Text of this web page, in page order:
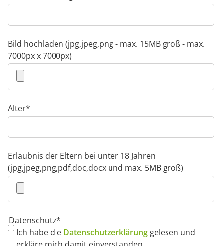
Bild hochladen (jpg,jpeg,png - max. 15MB groß - max.
7000px x 7000px)
Pflichtfeld
Alter*
Erlaubnis der Eltern bei unter 18 Jahren
(jpg,jpeg,png,pdf,doc,docx und max. 5MB groß)
Pflichtfeld
Datenschutz*
Ich habe die Datenschutzerklärung gelesen und